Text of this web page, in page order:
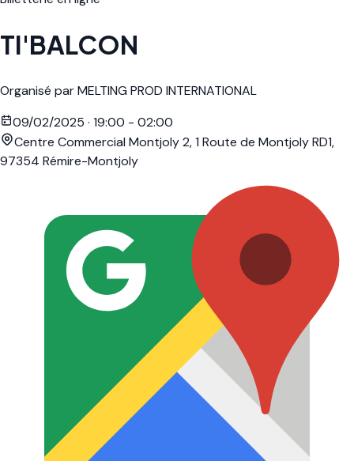
TI'BALCON
Organisé parMELTING PROD INTERNATIONAL
09/02/2025 · 19:00 - 02:00
Centre Commercial Montjoly 2, 1 Route de Montjoly RD1,
97354 Rémire-Montjoly